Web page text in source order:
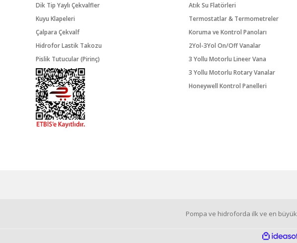
Dik Tip Yaylı Çekvalfler
Kuyu Klapeleri
Çalpara Çekvalf
Hidrofor Lastik Takozu
Pislik Tutucular (Pirinç)
Atık Su Flatörleri
Termostatlar & Termometreler
Koruma ve Kontrol Panoları
2Yol-3Yol On/Off Vanalar
3 Yollu Motorlu Lineer Vana
3 Yollu Motorlu Rotary Vanalar
Honeywell Kontrol Panelleri
Pompa ve hidroforda ilk ve en